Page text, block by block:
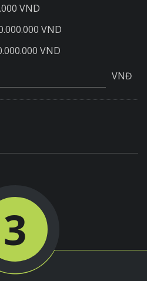
VND
VND
VND
VNĐ
3